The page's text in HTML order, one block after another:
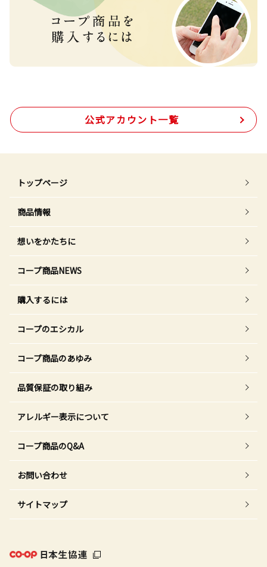
公式アカウント一覧
トップページ
商品情報
想いをかたちに
コープ商品NEWS
購入するには
コープのエシカル
コープ商品のあゆみ
品質保証の取り組み
アレルギー表示について
コープ商品のQ&A
お問い合わせ
サイトマップ